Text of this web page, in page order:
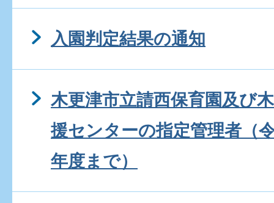
入園判定結果の通知
木更津市立請西保育園及び
援センターの指定管理者（
年度まで）